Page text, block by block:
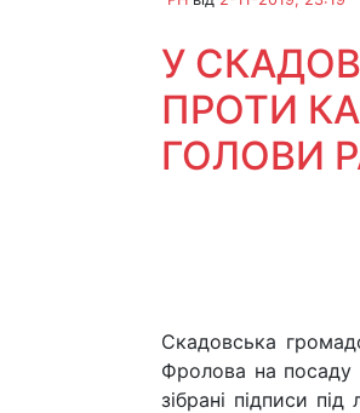
У
ПРОТИ
ГОЛОВИ
Скадовська
Фролова на посаду
зібрані підписи